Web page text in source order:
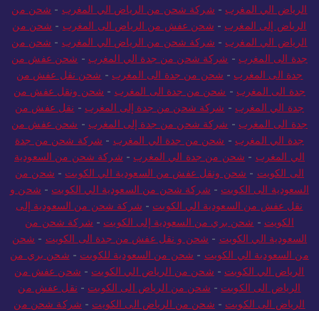
الرياض الي المغرب - شركة شحن من الرياض الي المغرب - شحن من
الرياض إلى المغرب - شحن عفش من الرياض الى المغرب - شحن من
الرياض الي المغرب - شركة شحن من الرياض الي المغرب - شحن من
جدة الى المغرب - شركة شحن من جدة الي المغرب - شحن عفش من
جدة الى المغرب - شحن من جدة الى المغرب - شحن نقل عفش من
جدة الى المغرب - شحن من جدة الى المغرب - شحن ونقل عفش من
جدة الي المغرب - شركة شحن من جدة إلى المغرب - نقل عفش من
جدة الى المغرب - شركة شحن من جدة إلى المغرب - شحن عفش من
جدة الي المغرب - شحن من جدة الي المغرب - شركة شحن من جدة
الي المغرب - شحن من جدة الي المغرب - شركة شحن من السعودية
الى الكويت - شحن ونقل عفش من السعودية الي الكويت - شحن من
السعودية الى الكويت - شركة شحن من السعودية الي الكويت - شحن و
نقل عفش من السعودية الي الكويت - شركة شحن من السعودية إلى
الكويت - شحن بري من السعودية إلى الكويت - شركة شحن من
السعودية الي الكويت - شحن و نقل عفش من جدة الى الكويت - شحن
من السعودية الي الكويت - شحن من السعودية للكويت - شحن بري من
الرياض الي الكويت - شحن من الرياض الي الكويت - شحن عفش من
الرياض الى الكويت - شحن من الرياض الى الكويت - نقل عفش من
الرياض الى الكويت - شحن من الرياض الى الكويت - شركة شحن من